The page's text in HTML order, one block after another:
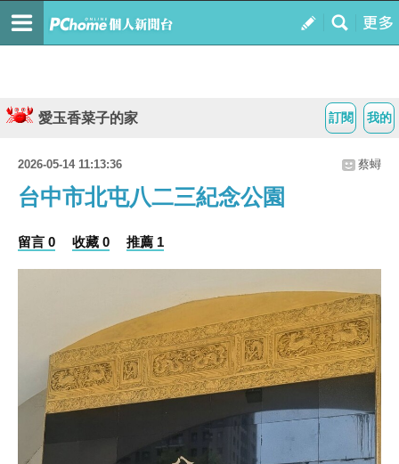
我的
訂閱
愛玉香菜子的家
2026-05-14 11:13:36 蔡蟳
台中市北屯八二三紀念公園
留言 0 收藏 0 推薦 1